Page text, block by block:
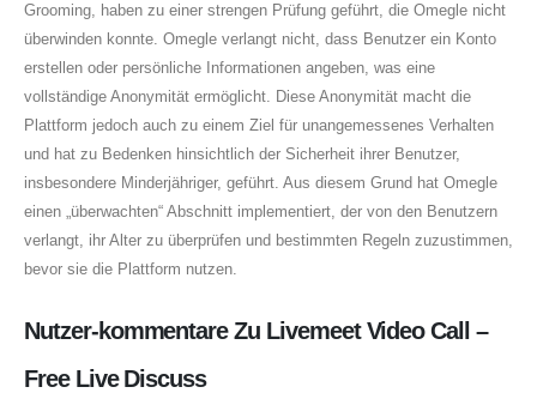
Grooming, haben zu einer strengen Prüfung geführt, die Omegle nicht
überwinden konnte. Omegle verlangt nicht, dass Benutzer ein Konto
erstellen oder persönliche Informationen angeben, was eine
vollständige Anonymität ermöglicht. Diese Anonymität macht die
Plattform jedoch auch zu einem Ziel für unangemessenes Verhalten
und hat zu Bedenken hinsichtlich der Sicherheit ihrer Benutzer,
insbesondere Minderjähriger, geführt. Aus diesem Grund hat Omegle
einen „überwachten“ Abschnitt implementiert, der von den Benutzern
verlangt, ihr Alter zu überprüfen und bestimmten Regeln zuzustimmen,
bevor sie die Plattform nutzen.
Nutzer-kommentare Zu Livemeet Video Call –
Free Live Discuss